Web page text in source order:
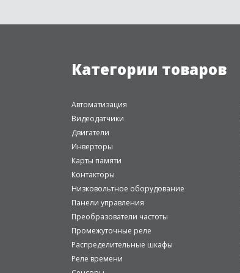
Категории товаров
Автоматизация
Видеодатчики
Двигатели
Инверторы
Карты памяти
Контакторы
Низковольтное оборудование
Панели управления
Преобразователи частоты
Промежуточные реле
Распределительные шкафы
Реле времени